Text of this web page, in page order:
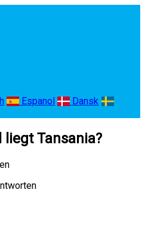
Espanol
Dansk
liegt Tansania?